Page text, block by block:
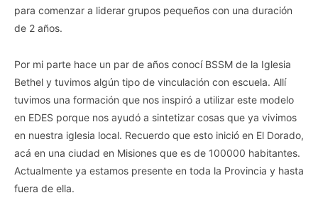
para comenzar a liderar grupos pequeños con una duración
de 2 años.
Por mi parte hace un par de años conocí BSSM de la Iglesia
Bethel y tuvimos algún tipo de vinculación con escuela. Allí
tuvimos una formación que nos inspiró a utilizar este modelo
en EDES porque nos ayudó a sintetizar cosas que ya vivimos
en nuestra iglesia local. Recuerdo que esto inició en El Dorado,
acá en una ciudad en Misiones que es de 100000 habitantes.
Actualmente ya estamos presente en toda la Provincia y hasta
fuera de ella.